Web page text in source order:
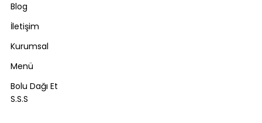
Blog
İletişim
Kurumsal
Menü
Bolu Dağı Et
S.S.S